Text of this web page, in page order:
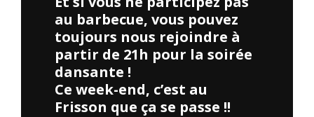
au barbecue, vous pouvez
toujours nous rejoindre à
partir de 21h pour la soirée
dansante !
Ce week-end, c’est au
Frisson que ça se passe !!